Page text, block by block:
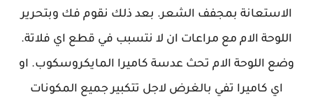
الاستعانة بمجفف الشعر. بعد ذلك نقوم فك وبتحرير
اللوحة الام مع مراعات ان لا نتسبب في قطع اي فلاتة.
وضع اللوحة الام تحث عدسة كاميرا المايكروسكوب. او
اي كاميرا تفي بالغرض لاجل تتكبير جميع المكونات